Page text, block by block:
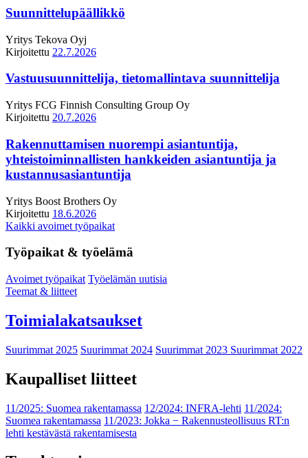
Suunnittelupäällikkö
Yritys Tekova Oyj
Kirjoitettu 22.7.2026
Vastuusuunnittelija, tietomallintava suunnittelija
Yritys FCG Finnish Consulting Group Oy
Kirjoitettu 20.7.2026
Rakennuttamisen nuorempi asiantuntija,
yhteistoiminnallisten hankkeiden asiantuntija ja
kustannusasiantuntija
Yritys Boost Brothers Oy
Kirjoitettu 18.6.2026
Kaikki avoimet työpaikat
Työpaikat & työelämä
Avoimet työpaikat Työelämän uutisia
Teemat & liitteet
Toimialakatsaukset
Suurimmat 2025 Suurimmat 2024 Suurimmat 2023 Suurimmat 2022
Kaupalliset liitteet
11/2025: Suomea rakentamassa 12/2024: INFRA-lehti 11/2024:
Suomea rakentamassa 11/2023: Jokka − Rakennusteollisuus RT:n
lehti kestävästä rakentamisesta